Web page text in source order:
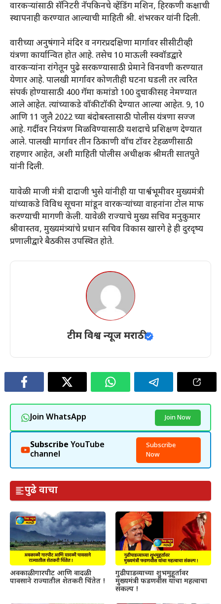
वारकऱ्यांसाठी सॅनिटरी नॅपकिनचे व्हेंडिंग मशिन, हिरकणी कक्षाची
स्थापनाही करण्यात आल्याची माहिती श्री. शंभरकर यांनी दिली.
वारीच्या अनुषंगाने मंदिर व नगरप्रदक्षिणा मार्गावर सीसीटीव्ही
यंत्रणा कार्यान्वित होत आहे. तसेच 10 माऊली स्क्वॉडद्वारे
वारकऱ्यांना रांगेतून पुढे सरकण्यासाठी प्रेमाने विनवणी करण्यात
येणार आहे. पालखी मार्गावर कोणतीही घटना घडली तर त्वरित
संपर्क होण्यासाठी 400 गॅमा कमांडो 100 दुचाकीसह नेमण्यात
आले आहेत. त्यांच्याकडे वॉकीटॉकी देण्यात आल्या आहेत. 9, 10
आणि 11 जुलै 2022 च्या बंदोबस्तासाठी पोलीस यंत्रणा सज्ज
आहे. गर्दीवर नियंत्रण मिळविण्यासाठी यशदाचे प्रशिक्षण देण्यात
आले. पालखी मार्गावर तीन ठिकाणी वॉच टॉवर टेहळणीसाठी
राहणार आहेत, अशी माहिती पोलीस अधीक्षक श्रीमती सातपुते
यांनी दिली.
यावेळी माजी मंत्री दादाजी भुसे यांनीही या पार्श्वभूमीवर मुख्यमंत्री
यांच्याकडे विविध सूचना मांडून वारकऱ्यांच्या वाहनांना टोल माफ
करण्याची मागणी केली. यावेळी राज्याचे मुख्य सचिव मनुकुमार
श्रीवास्तव, मुख्यमंत्र्यांचे प्रधान सचिव विकास खारगे हे ही दुरदृष्य
प्रणालीद्वारे बैठकीस उपस्थित होते.
टीम विश्व न्यूज मराठी
Join WhatsApp Join Now
Subscribe YouTube
channel
Subscribe
Now
पुढे वाचा
अवकाळी गारपीट आणि वादळी
पावसाने राज्यातील शेतकरी चिंतेत !
गुढीपाडव्याच्या शुभमुहूर्तावर
मुख्यमंत्री फडणवीस यांचा महत्वाचा
संकल्प !